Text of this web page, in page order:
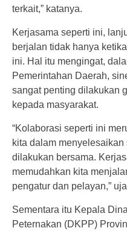
terkait,” katanya.
Kerjasama seperti ini,
berjalan tidak hanya
ini. Hal itu mengingat,
Pemerintahan Daerah,
sangat penting dilakukan
kepada masyarakat.
“Kolaborasi seperti ini
kita dalam
dilakukan bersama.
memudahkan kita
pengatur dan pelayan,”
Sementara itu Kepala
Peternakan (DKPP)